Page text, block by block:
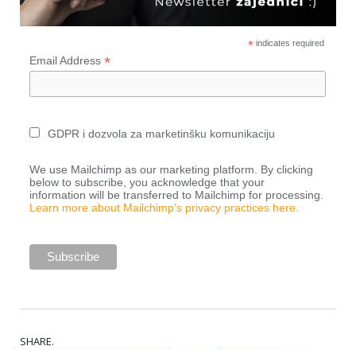
*indicates required
Email Address *
GDPR i dozvola za marketinšku komunikaciju
We use Mailchimp as our marketing platform. By clicking
below to subscribe, you acknowledge that your
information will be transferred to Mailchimp for processing.
Learn more about Mailchimp’s privacy practices here.
SHARE.